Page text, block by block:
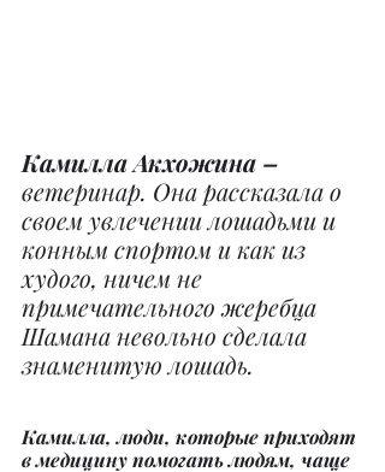
Камилла Акхожина –
ветеринар. Она рассказала о
своем увлечении лошадьми и
конным спортом и как из
худого, ничем не
примечательного жеребца
Шамана невольно сделала
знаменитую лошадь.
Камилла, люди, которые приходят
в медицину помогать людям, чаще